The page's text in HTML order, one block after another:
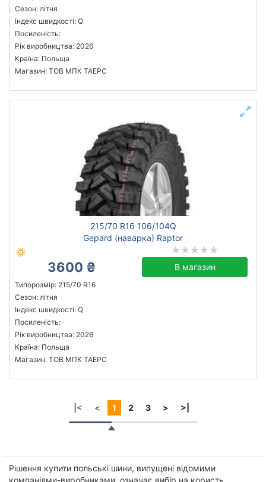
Сезон: літня
Індекс швидкості: Q
Посиленість:
Рік виробництва: 2026
Країна: Польща
Магазин: ТОВ МПК ТАЕРС
215/70 R16 106/104Q
Gepard (наварка) Raptor
3600 ₴ В магазин
Типорозмір: 215/70 R16
Сезон: літня
Індекс швидкості: Q
Посиленість:
Рік виробництва: 2026
Країна: Польща
Магазин: ТОВ МПК ТАЕРС
|< < 1 2 3 > >|
Рішення купити польські шини, випущені відомими
компаніями-виробниками, означає вибір на користь